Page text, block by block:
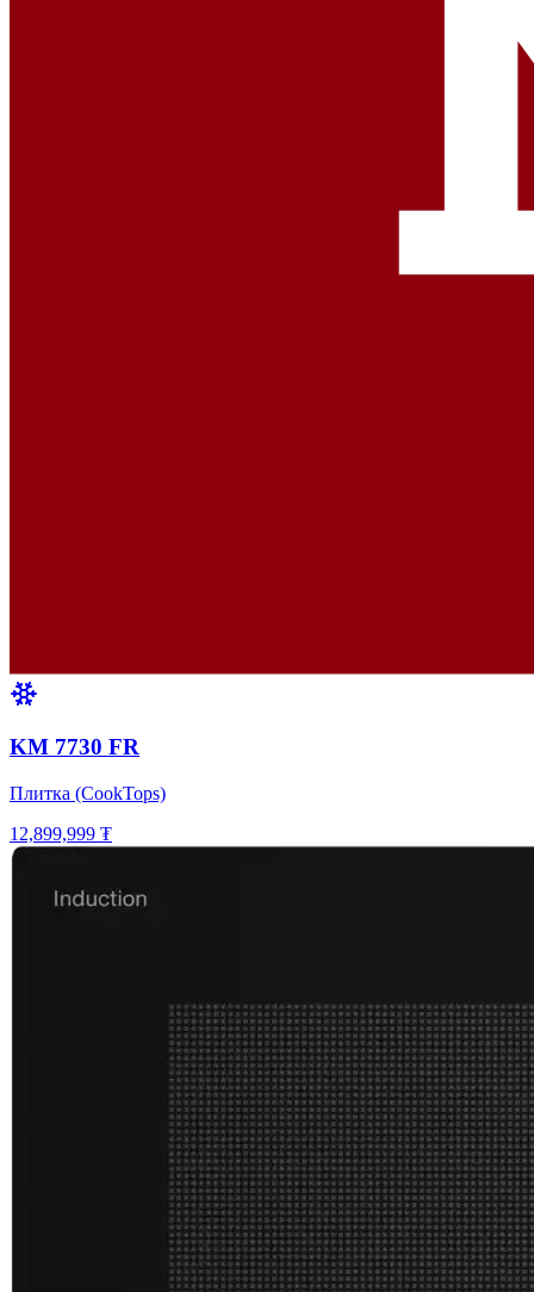
KM 7730 FR
Плитка (CookTops)
12,899,999 ₮